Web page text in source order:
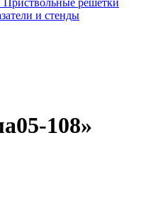
Приствольные решетки
и стенды
108»